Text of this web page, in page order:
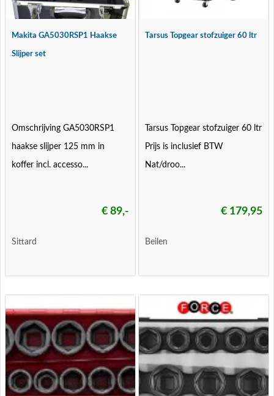
Makita GA5030RSP1 Haakse
Slijper set
Omschrijving GA5030RSP1
haakse slijper 125 mm in
koffer incl. accesso...
€ 89,-
Sittard
Tarsus Topgear stofzuiger 60 ltr
Tarsus Topgear stofzuiger 60 ltr
Prijs is inclusief BTW
Nat/droo...
€ 179,95
Beilen